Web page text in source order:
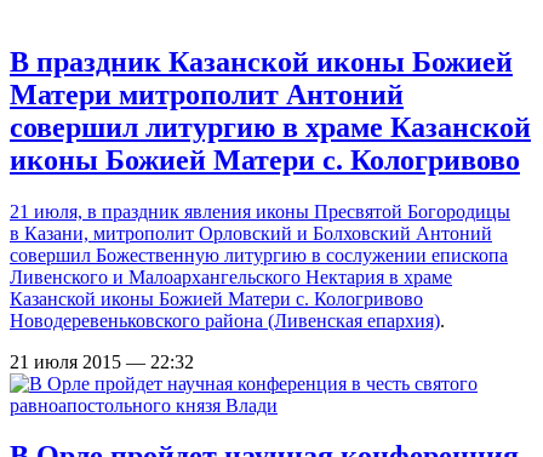
В праздник Казанской иконы Божией
Матери митрополит Антоний
совершил литургию в храме Казанской
иконы Божией Матери с. Кологривово
21 июля, в праздник явления иконы Пресвятой Богородицы
в Казани, митрополит Орловский и Болховский Антоний
совершил Божественную литургию в сослужении епископа
Ливенского и Малоархангельского Нектария в храме
Казанской иконы Божией Матери с. Кологривово
Новодеревеньковского района (Ливенская епархия).
21 июля 2015 — 22:32